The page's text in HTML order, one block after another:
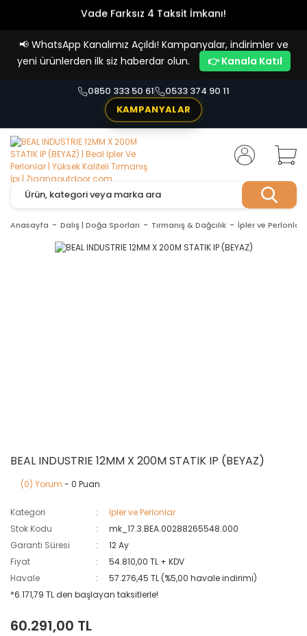
Vade Farksız 4 Taksit İmkanı!
📢 WhatsApp Kanalımız Açıldı! Kampanyalar, indirimler ve
yeni ürünlerden ilk siz haberdar olun.
👉 Kanala Katıl
0850 333 50 61
0533 374 90 11
KAMPANYALAR
Anasayfa Dalış | Doğa Sporları Tırmanış & Dağcılık İpler ve Perlonlar
BEAL INDUSTRIE 12MM X 200M STATIK IP (BEYAZ)
(0) Yorum - 0 Puan
Kategori
İpler ve Perlonlar
Stok Kodu
mk_17.3.BEA.00288265548.000
Garanti Süresi
12 Ay
Fiyat
54.810,00 TL + KDV
Havale
57.276,45 TL (%5,00 havale indirimi)
*6.171,79 TL den başlayan taksitlerle!
60.291,00 TL